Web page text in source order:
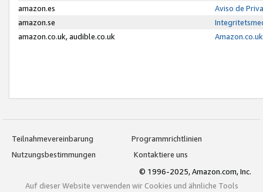
amazon.es
Aviso de
amazon.se
amazon.co.uk, audible.co.uk
Teilnahmevereinbarung
Programmrichtlinien
Nutzungsbestimmungen
Kontaktiere uns
© 1996-2025, Amazon.com, Inc.
Auf dieser Website verwenden wir Cookies und ähnliche Tools